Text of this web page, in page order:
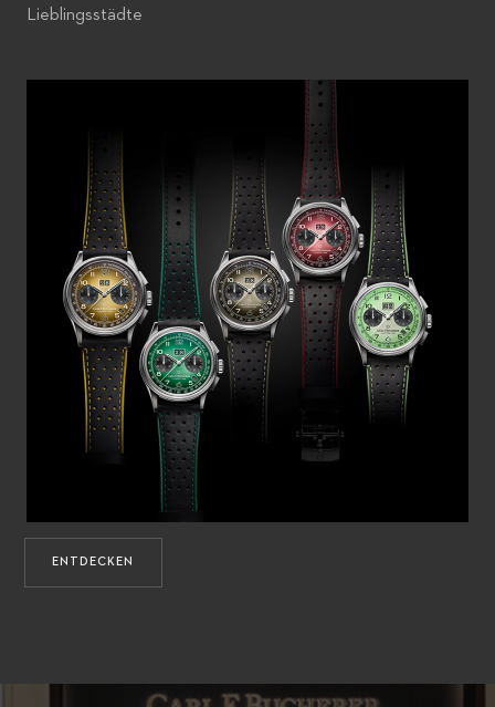
Lieblingsstädte
ENTDECKEN